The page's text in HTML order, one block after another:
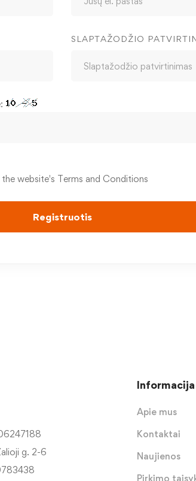
SLAPTAŽODŽIO
website's Terms and Conditions
Registruotis
g. 2-6
Informacija
Apie mus
Kontaktai
Naujienos
Pirkimo